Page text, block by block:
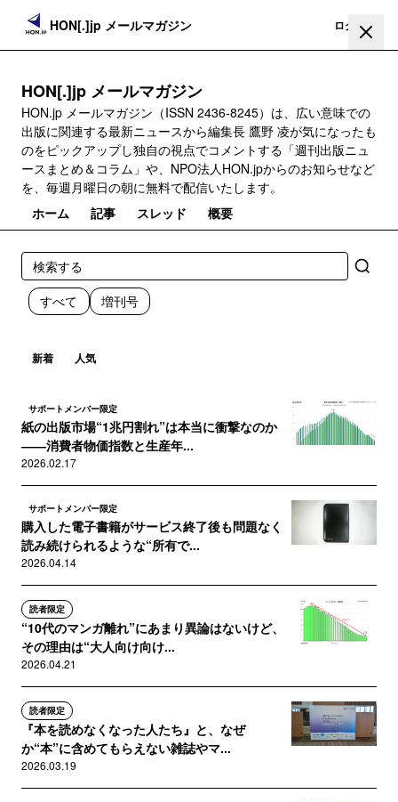
HON[.]jp メールマガジン ログイン
HON[.]jp メールマガジン
HON.jp メールマガジン（ISSN 2436-8245）は、広い意味での
出版に関連する最新ニュースから編集長 鷹野 凌が気になったも
のをピックアップし独自の視点でコメントする「週刊出版ニュ
ースまとめ＆コラム」や、NPO法人HON.jpからのお知らせなど
を、毎週月曜日の朝に無料で配信いたします。
ホーム
記事 スレッド 概要
すべて 増刊号
新着 人気
サポートメンバー限定
紙の出版市場“1兆円割れ”は本当に衝撃なのか
――消費者物価指数と生産年...
2026.02.17
サポートメンバー限定
購入した電子書籍がサービス終了後も問題なく
読み続けられるような“所有で...
2026.04.14
読者限定
“10代のマンガ離れ”にあまり異論はないけど、
その理由は“大人向け向け...
2026.04.21
読者限定
『本を読めなくなった人たち』と、なぜ
か“本”に含めてもらえない雑誌やマ...
2026.03.19